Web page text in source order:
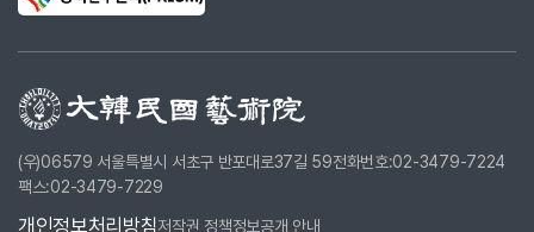
(우)06579 서울특별시 서초구 반포대로37길 59전화번호:02-3479-7224
팩스:02-3479-7229
개인정보처리방침저작권 정책정보공개 안내